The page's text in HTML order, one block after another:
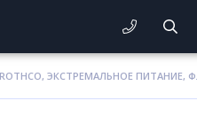
ЭКСТРЕМАЛЬНОЕ